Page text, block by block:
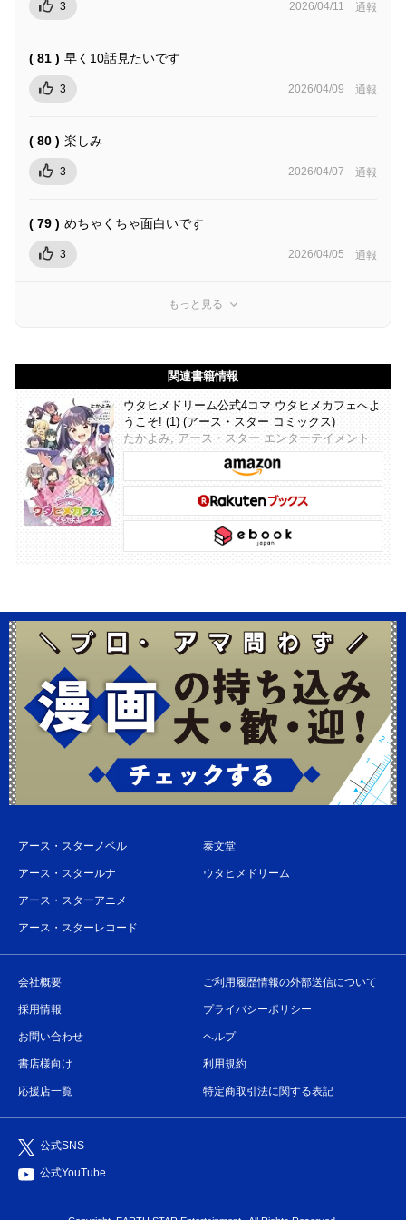
3 2026/04/11 通報
( 81 ) 早く10話見たいです
3 2026/04/09 通報
( 80 ) 楽しみ
3 2026/04/07 通報
( 79 ) めちゃくちゃ面白いです
3 2026/04/05 通報
もっと見る
関連書籍情報
ウタヒメドリーム公式4コマ ウタヒメカフェへよ
うこそ! (1) (アース・スター コミックス)
たかよみ, アース・スター エンターテイメント
アース・スターノベル
アース・スタールナ
アース・スターアニメ
アース・スターレコード
泰文堂
ウタヒメドリーム
会社概要
採用情報
お問い合わせ
書店様向け
応援店一覧
ご利用履歴情報の外部送信について
プライバシーポリシー
ヘルプ
利用規約
特定商取引法に関する表記
公式SNS
公式YouTube